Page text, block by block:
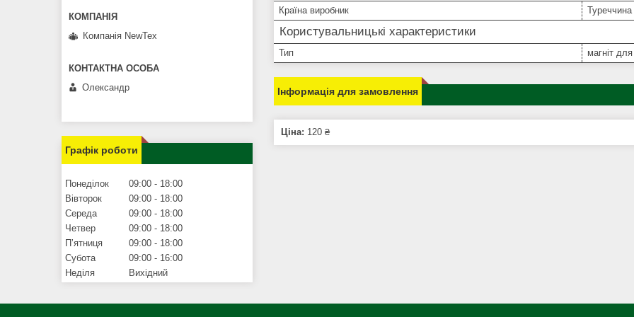
Країна виробник Туреччина
Користувальницькі характеристики
Тип магніт
Інформація для замовлення
Ціна: 120 ₴
Компанія NewTex
Олександр
Графік роботи
Понеділок 09:00
18:00
Вівторок
09:00
18:00
Середа
09:00
18:00
Четвер
09:00
18:00
Пʼятниця
09:00
18:00
Субота
09:00
16:00
Неділя
Вихідний